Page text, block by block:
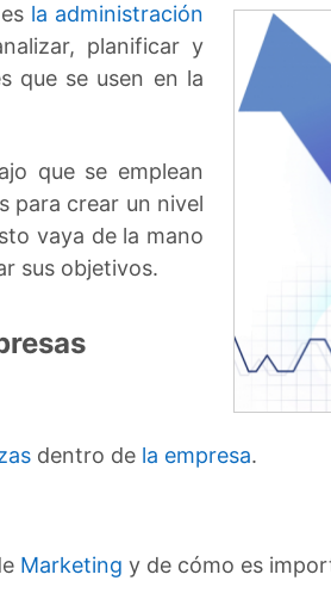
la administración
planificar y
que se usen en la
que se emplean
para crear un nivel
vaya de la mano
sus objetivos.
dentro de la empresa.
Marketing y de cómo es